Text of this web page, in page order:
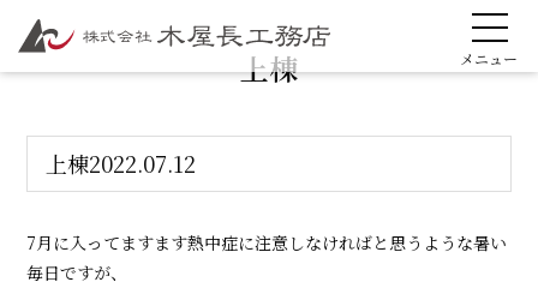
上棟
上棟2022.07.12
7月に入ってますます熱中症に注意しなければと思うような暑い
毎日ですが、